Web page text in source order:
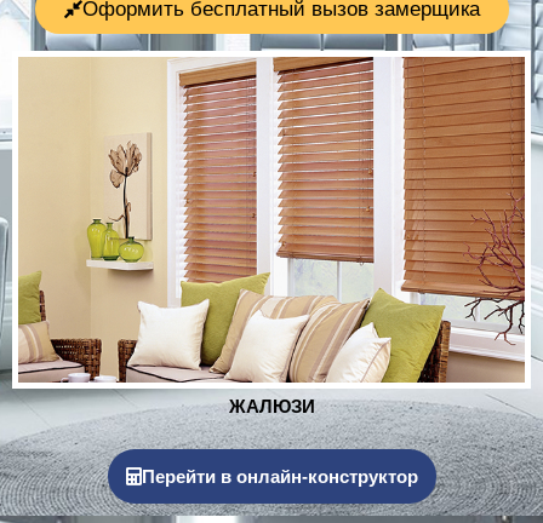
Оформить бесплатный вызов замерщика
РОЛЬСТАВНИ
Перейти в онлайн-конструктор